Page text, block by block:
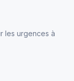
les urgences à